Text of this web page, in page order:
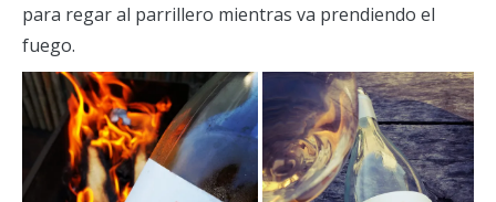
para regar al parrillero mientras va prendiendo el
fuego.